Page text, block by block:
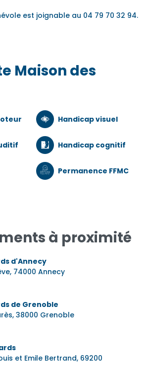
est joignable au 04 79 70 32 94.
Maison des
Handicap visuel
Handicap cognitif
Permanence FFMC
à proximité
d'Annecy
74000 Annecy
de Grenoble
38000 Grenoble
et Emile Bertrand, 69200